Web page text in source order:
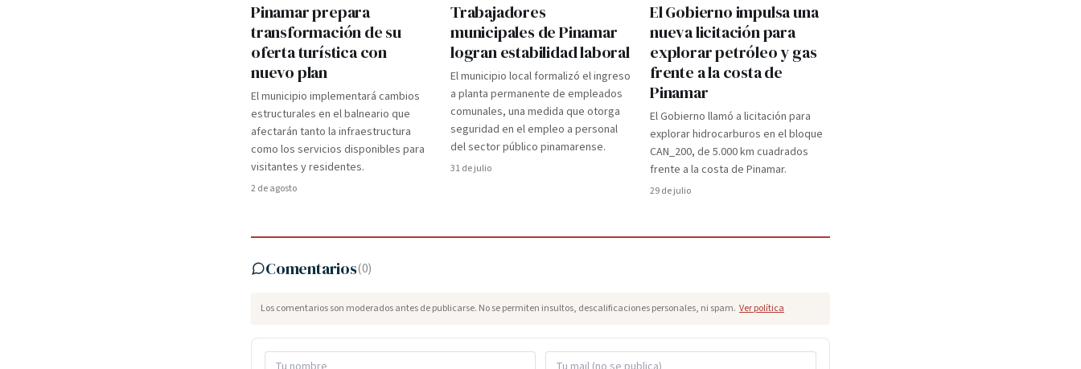
Pinamar prepara
transformación de su
oferta turística con
nuevo plan
El municipio implementará cambios
estructurales en el balneario que
afectarán tanto la infraestructura
como los servicios disponibles para
visitantes y residentes.
2 de agosto
Trabajadores
municipales de Pinamar
logran estabilidad laboral
El municipio local formalizó el ingreso
a planta permanente de empleados
comunales, una medida que otorga
seguridad en el empleo a personal
del sector público pinamarense.
31 de julio
El Gobierno impulsa una
nueva licitación para
explorar petróleo y gas
frente a la costa de
Pinamar
El Gobierno llamó a licitación para
explorar hidrocarburos en el bloque
CAN_200, de 5.000 km cuadrados
frente a la costa de Pinamar.
29 de julio
Comentarios(0)
Los comentarios son moderados antes de publicarse. No se permiten insultos, descalificaciones personales, ni spam. Ver política